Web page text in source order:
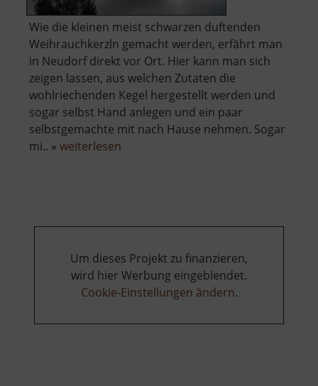
Wie die kleinen meist schwarzen duftenden
Weihrauchkerzln gemacht werden, erfährt man
in Neudorf direkt vor Ort. Hier kann man sich
zeigen lassen, aus welchen Zutaten die
wohlriechenden Kegel hergestellt werden und
sogar selbst Hand anlegen und ein paar
selbstgemachte mit nach Hause nehmen. Sogar
mi.. » weiterlesen
Um dieses Projekt zu finanzieren,
wird hier Werbung eingeblendet.
Cookie-Einstellungen ändern.